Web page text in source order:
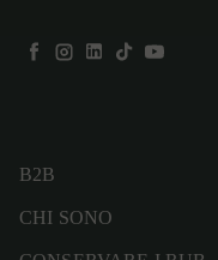
Facebook
Instagram
LinkedIn
TikTokYouTube
B2B
CHI SONO